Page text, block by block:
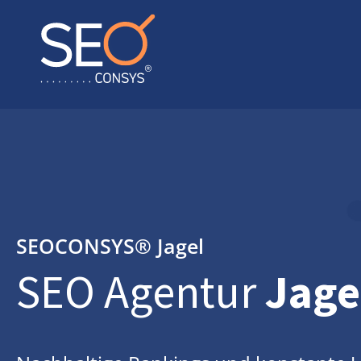
SEOCONSYS® Jagel
SEO Agentur